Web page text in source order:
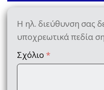
Η ηλ. διεύθυνση σας
υποχρεωτικά πεδία
Σχόλιο *